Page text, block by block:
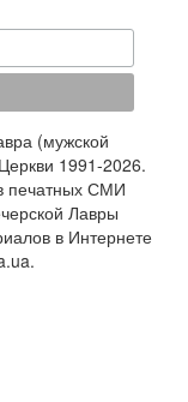
(мужской
1991-2026.
печатных СМИ
Лавры
в Интернете